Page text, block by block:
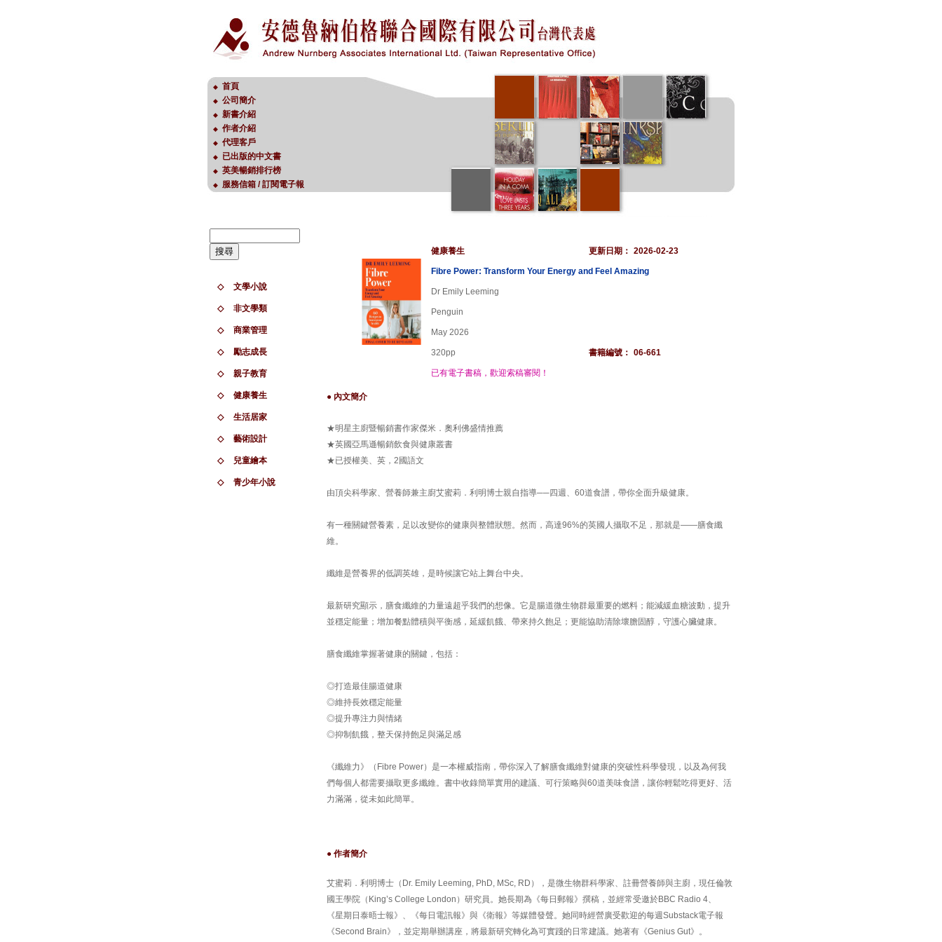
◆ 首頁
◆ 公司簡介
◆ 新書介紹
◆ 作者介紹
◆ 代理客戶
◆ 已出版的中文書
◆ 英美暢銷排行榜
◆ 服務信箱 / 訂閱電子報
◇ 文學小說
◇ 非文學類
◇ 商業管理
◇ 勵志成長
◇ 親子教育
◇ 健康養生
◇ 生活居家
◇ 藝術設計
◇ 兒童繪本
◇ 青少年小說
健康養生 更新日期： 2026-02-23
Fibre Power: Transform Your Energy and Feel Amazing
Dr Emily Leeming
Penguin
May 2026
320pp 書籍編號： 06-661
已有電子書稿，歡迎索稿審閱！
● 內文簡介
★明星主廚暨暢銷書作家傑米．奧利佛盛情推薦
★英國亞馬遜暢銷飲食與健康叢書
★已授權美、英，2國語文
由頂尖科學家、營養師兼主廚艾蜜莉．利明博士親自指導──四週、60道食譜，帶你全面升級健康。
有一種關鍵營養素，足以改變你的健康與整體狀態。然而，高達96%的英國人攝取不足，那就是——膳食纖
維。
纖維是營養界的低調英雄，是時候讓它站上舞台中央。
最新研究顯示，膳食纖維的力量遠超乎我們的想像。它是腸道微生物群最重要的燃料；能減緩血糖波動，提升
並穩定能量；增加餐點體積與平衡感，延緩飢餓、帶來持久飽足；更能協助清除壞膽固醇，守護心臟健康。
膳食纖維掌握著健康的關鍵，包括：
◎打造最佳腸道健康
◎維持長效穩定能量
◎提升專注力與情緒
◎抑制飢餓，整天保持飽足與滿足感
《纖維力》（Fibre Power）是一本權威指南，帶你深入了解膳食纖維對健康的突破性科學發現，以及為何我
們每個人都需要攝取更多纖維。書中收錄簡單實用的建議、可行策略與60道美味食譜，讓你輕鬆吃得更好、活
力滿滿，從未如此簡單。
● 作者簡介
艾蜜莉．利明博士（Dr. Emily Leeming, PhD, MSc, RD），是微生物群科學家、註冊營養師與主廚，現任倫敦
國王學院（King’s College London）研究員。她長期為《每日郵報》撰稿，並經常受邀於BBC Radio 4、
《星期日泰晤士報》、《每日電訊報》與《衛報》等媒體發聲。她同時經營廣受歡迎的每週Substack電子報
《Second Brain》，並定期舉辦講座，將最新研究轉化為可實踐的日常建議。她著有《Genius Gut》。